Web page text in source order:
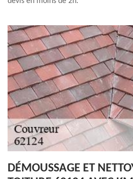
DÉMOUSSAGE ET